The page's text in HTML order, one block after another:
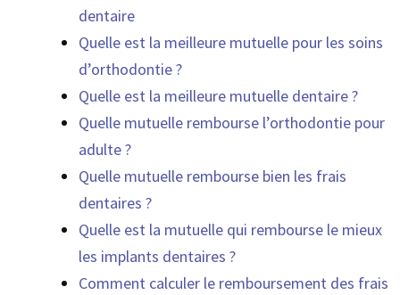
dentaire
Quelle est la meilleure mutuelle pour les soins
d’orthodontie ?
Quelle est la meilleure mutuelle dentaire ?
Quelle mutuelle rembourse l’orthodontie pour
adulte ?
Quelle mutuelle rembourse bien les frais
dentaires ?
Quelle est la mutuelle qui rembourse le mieux
les implants dentaires ?
Comment calculer le remboursement des frais